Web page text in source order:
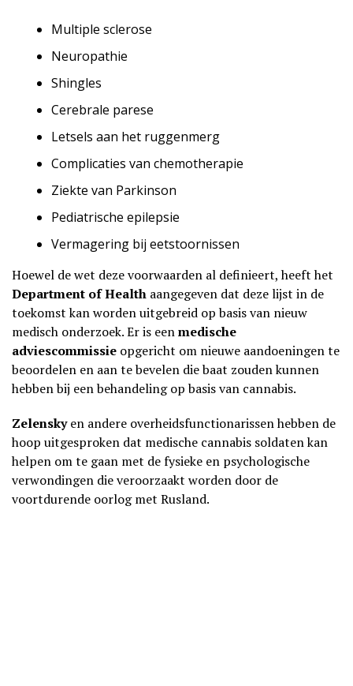
Multiple sclerose
Neuropathie
Shingles
Cerebrale parese
Letsels aan het ruggenmerg
Complicaties van chemotherapie
Ziekte van Parkinson
Pediatrische epilepsie
Vermagering bij eetstoornissen
Hoewel de wet deze voorwaarden al definieert, heeft het
Department of Health aangegeven dat deze lijst in de
toekomst kan worden uitgebreid op basis van nieuw
medisch onderzoek. Er is eenmedische
adviescommissie opgericht om nieuwe aandoeningen te
beoordelen en aan te bevelen die baat zouden kunnen
hebben bij een behandeling op basis van cannabis.
Zelenskyen andere overheidsfunctionarissen hebben de
hoop uitgesproken dat medische cannabis soldaten kan
helpen om te gaan met de fysieke en psychologische
verwondingen die veroorzaakt worden door de
voortdurende oorlog met Rusland.